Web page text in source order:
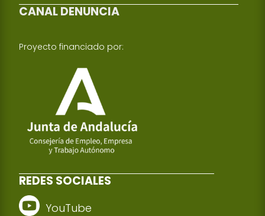
CANAL DENUNCIA
Proyecto financiado por:
REDES SOCIALES
YouTube